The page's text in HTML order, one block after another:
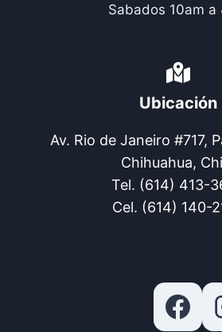
Sabados 10am a
Ubicación
Av. Rio de Janeiro #717,
Chihuahua,
Tel. (614) 413-
Cel. (614) 140-